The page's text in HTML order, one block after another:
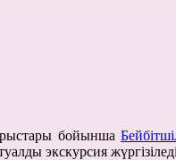
бойынша
экскурсия